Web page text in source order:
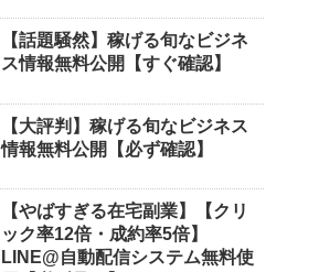
【話題騒然】稼げる旬なビジネ
ス情報無料公開【すぐ確認】
【大評判】稼げる旬なビジネス
情報無料公開【必ず確認】
【やばすぎる在宅副業】【クリ
ック率12倍・成約率5倍】
LINE@自動配信システム無料使